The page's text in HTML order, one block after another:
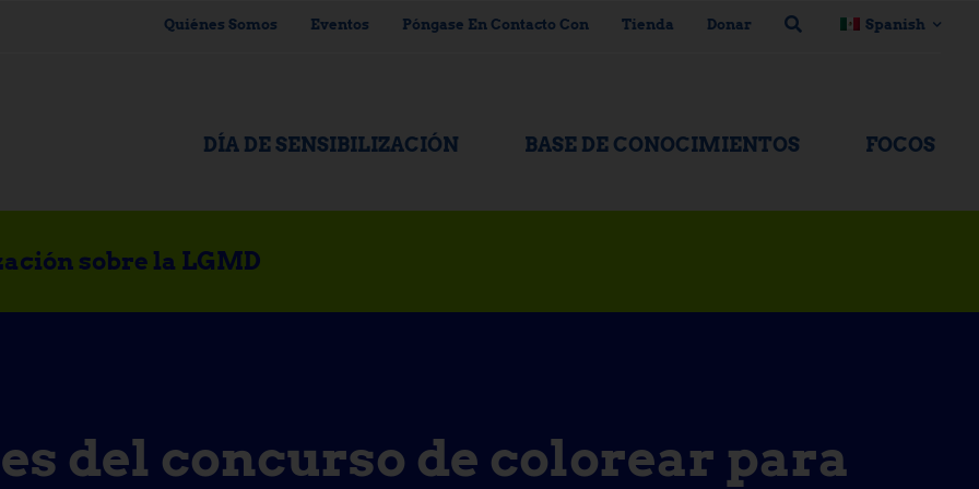
Quiénes Somos Eventos Póngase En Contacto Con Tienda Donar Spanish
DÍA DE SENSIBILIZACIÓN BASE DE CONOCIMIENTOS FOCOS
sobre la LGMD
del concurso de colorear para